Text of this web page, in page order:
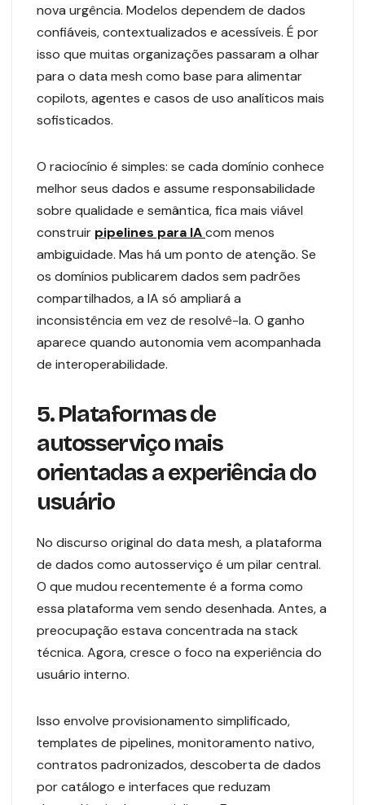
nova urgência. Modelos dependem de dados
confiáveis, contextualizados e acessíveis. É por
isso que muitas organizações passaram a olhar
para o data mesh como base para alimentar
copilots, agentes e casos de uso analíticos mais
sofisticados.
O raciocínio é simples: se cada domínio conhece
melhor seus dados e assume responsabilidade
sobre qualidade e semântica, fica mais viável
construir pipelines para IAcom menos
ambiguidade. Mas há um ponto de atenção. Se
os domínios publicarem dados sem padrões
compartilhados, a IA só ampliará a
inconsistência em vez de resolvê-la. O ganho
aparece quando autonomia vem acompanhada
de interoperabilidade.
5. Plataformas de
autosserviço mais
orientadas a experiência do
usuário
No discurso original do data mesh, a plataforma
de dados como autosserviço é um pilar central.
O que mudou recentemente é a forma como
essa plataforma vem sendo desenhada. Antes, a
preocupação estava concentrada na stack
técnica. Agora, cresce o foco na experiência do
usuário interno.
Isso envolve provisionamento simplificado,
templates de pipelines, monitoramento nativo,
contratos padronizados, descoberta de dados
por catálogo e interfaces que reduzam